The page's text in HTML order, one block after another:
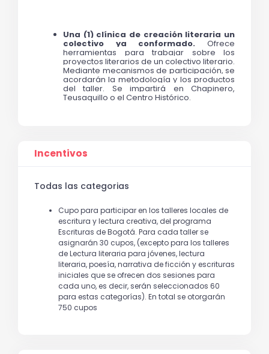
Una (1) clínica de creación literaria un
colectivo ya conformado. Ofrece
herramientas para trabajar sobre los
proyectos literarios de un colectivo literario.
Mediante mecanismos de participación, se
acordarán la metodología y los productos
del taller. Se impartirá en Chapinero,
Teusaquillo o el Centro Histórico.
Incentivos
Todas las categorias
Cupo para participar en los talleres locales de
escritura y lectura creativa, del programa
Escrituras de Bogotá. Para cada taller se
asignarán 30 cupos, (excepto para los talleres
de Lectura literaria para jóvenes, lectura
literaria, poesía, narrativa de ficción y escrituras
iniciales que se ofrecen dos sesiones para
cada uno, es decir, serán seleccionados 60
para estas categorías). En total se otorgarán
750 cupos